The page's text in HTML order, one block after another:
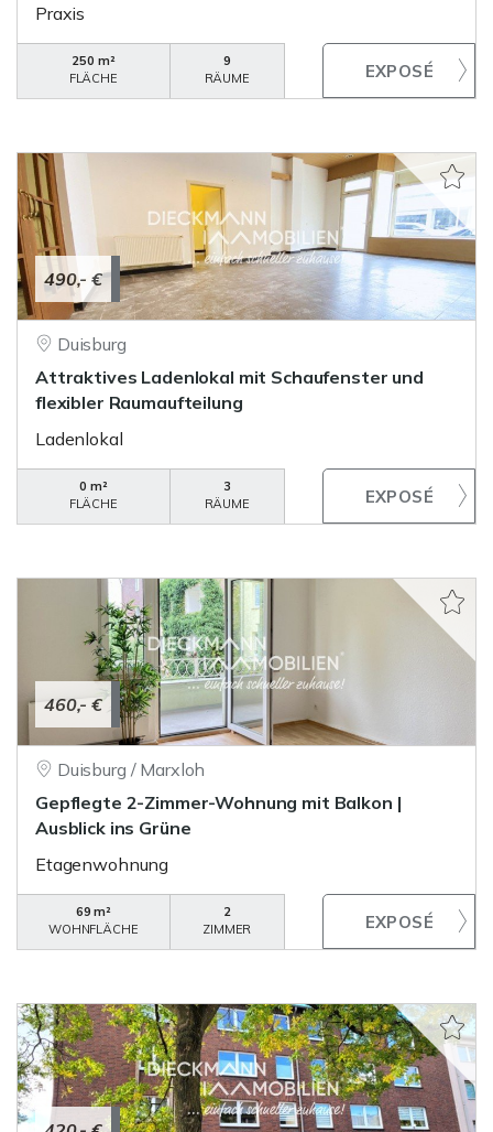
Praxis
250 m²
FLÄCHE
9
RÄUME
490,- €
Duisburg
Attraktives Ladenlokal mit Schaufenster und
flexibler Raumaufteilung
Ladenlokal
0 m²
FLÄCHE
3
RÄUME
460,- €
Duisburg / Marxloh
Gepflegte 2-Zimmer-Wohnung mit Balkon |
Ausblick ins Grüne
Etagenwohnung
69 m²
WOHNFLÄCHE
2
ZIMMER